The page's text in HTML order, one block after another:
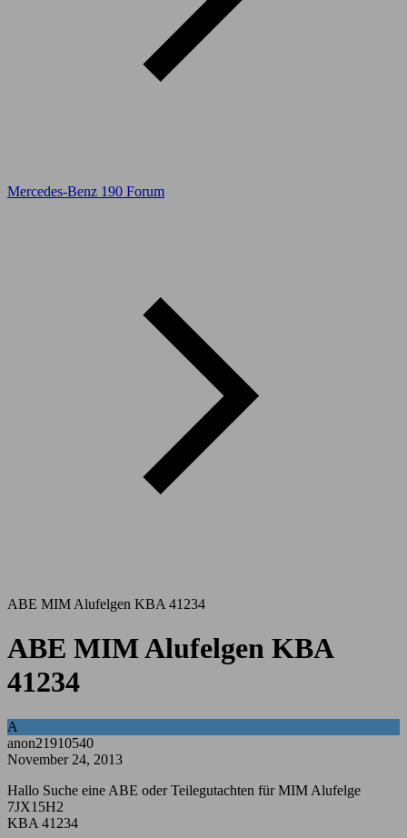
Mercedes-Benz 190 Forum
ABE MIM Alufelgen KBA 41234
ABE MIM Alufelgen KBA
41234
A
anon21910540
November 24, 2013
Hallo Suche eine ABE oder Teilegutachten für MIM Alufelge
7JX15H2
KBA 41234